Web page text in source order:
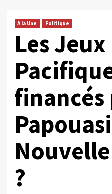
A la Une Politique
Les
financés
?